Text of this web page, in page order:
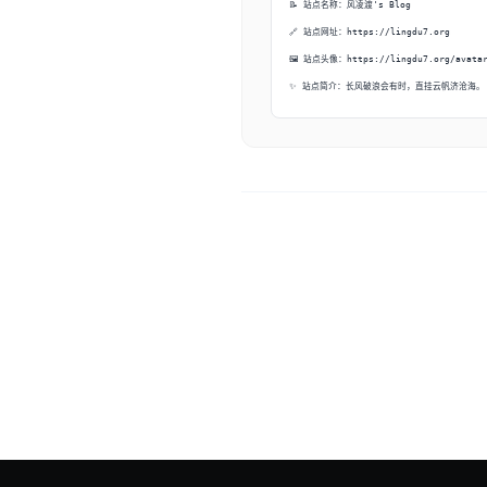
📝 站点名称：风凌渡's Blog
🔗 站点网址：https://lingdu7.org
🖼️ 站点头像：https://lingdu7.org/
✨ 站点简介：长风破浪会有时，直挂云帆济沧海。